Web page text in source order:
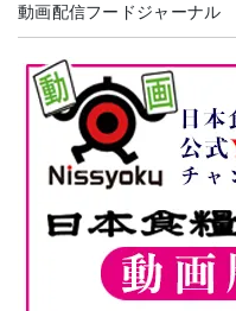
動画配信フードジャーナル